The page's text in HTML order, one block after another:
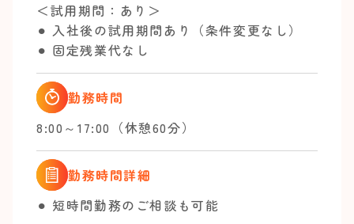
＜試用期間：あり＞
⚫︎ 入社後の試用期間あり（条件変更なし）
⚫︎ 固定残業代なし
勤務時間
8:00～17:00（休憩60分）
勤務時間詳細
⚫︎ 短時間勤務のご相談も可能